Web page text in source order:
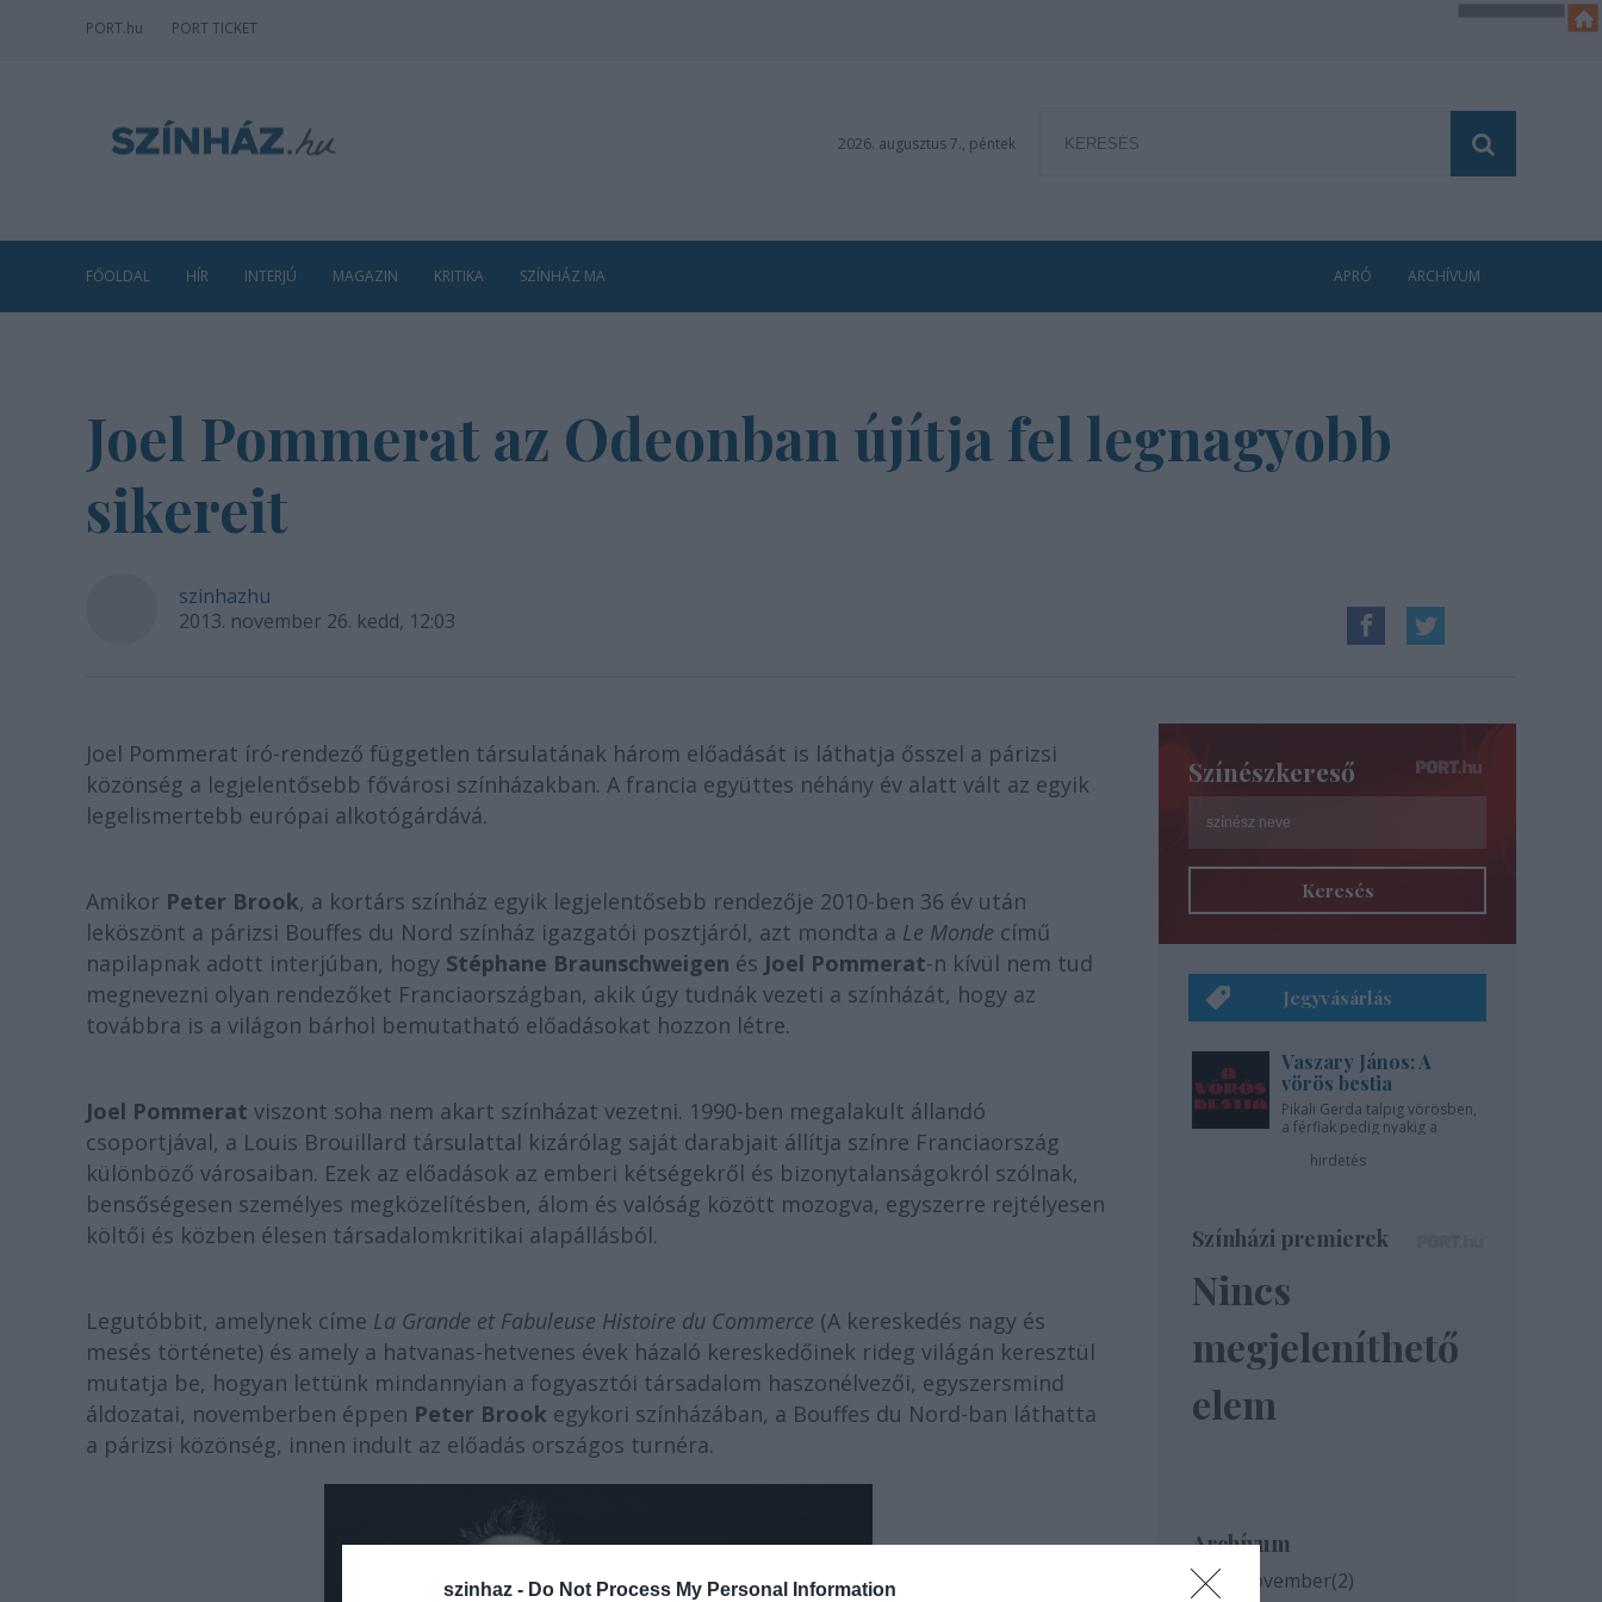
szinhaz - Do Not Process My Personal Information
PORT.hu PORT TICKET
2026. augusztus 7., péntek
FŐOLDAL HÍR INTERJÚ MAGAZIN KRITIKA SZÍNHÁZ MA APRÓ ARCHÍVUM
Joel Pommerat az Odeonban újítja fel legnagyobb
sikereit
szinhazhu
2013. november 26. kedd, 12:03
Joel Pommerat író-rendező független társulatának három előadását is láthatja ősszel a párizsi
közönség a legjelentősebb fővárosi színházakban. A francia együttes néhány év alatt vált az egyik
legelismertebb európai alkotógárdává.
Amikor Peter Brook, a kortárs színház egyik legjelentősebb rendezője 2010-ben 36 év után
leköszönt a párizsi Bouffes du Nord színház igazgatói posztjáról, azt mondta a Le Monde című
napilapnak adott interjúban, hogy Stéphane Braunschweigen és Joel Pommerat-n kívül nem tud
megnevezni olyan rendezőket Franciaországban, akik úgy tudnák vezeti a színházát, hogy az
továbbra is a világon bárhol bemutatható előadásokat hozzon létre.
Joel Pommerat viszont soha nem akart színházat vezetni. 1990-ben megalakult állandó
csoportjával, a Louis Brouillard társulattal kizárólag saját darabjait állítja színre Franciaország
különböző városaiban. Ezek az előadások az emberi kétségekről és bizonytalanságokról szólnak,
bensőségesen személyes megközelítésben, álom és valóság között mozogva, egyszerre rejtélyesen
költői és közben élesen társadalomkritikai alapállásból.
Legutóbbit, amelynek címe La Grande et Fabuleuse Histoire du Commerce (A kereskedés nagy és
mesés története) és amely a hatvanas-hetvenes évek házaló kereskedőinek rideg világán keresztül
mutatja be, hogyan lettünk mindannyian a fogyasztói társadalom haszonélvezői, egyszersmind
áldozatai, novemberben éppen Peter Brook egykori színházában, a Bouffes du Nord-ban láthatta
a párizsi közönség, innen indult az előadás országos turnéra.
Színészkereső
Keresés
Jegyvásárlás
Vaszary János: A
vörös bestia
Pikali Gerda talpig vörösben,
a férfiak pedig nyakig a
hirdetés
Színházi premierek
Nincs
megjeleníthető
elem
Archívum
2020 november(2)